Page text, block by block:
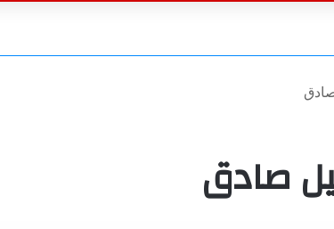
عن
صادق
صادق